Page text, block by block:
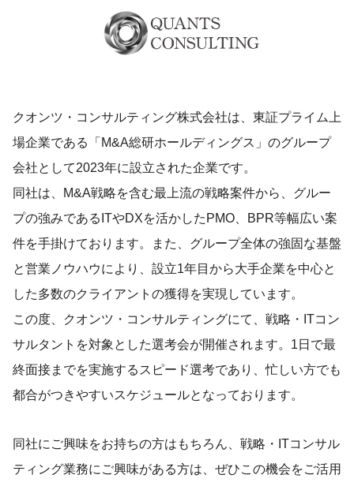
クオンツ・コンサルティング株式会社は、東証プライム上
場企業である「M&A総研ホールディングス」のグループ
会社として2023年に設立された企業です。
同社は、M&A戦略を含む最上流の戦略案件から、グルー
プの強みであるITやDXを活かしたPMO、BPR等幅広い案
件を手掛けております。また、グループ全体の強固な基盤
と営業ノウハウにより、設立1年目から大手企業を中心と
した多数のクライアントの獲得を実現しています。
この度、クオンツ・コンサルティングにて、戦略・ITコン
サルタントを対象とした選考会が開催されます。1日で最
終面接までを実施するスピード選考であり、忙しい方でも
都合がつきやすいスケジュールとなっております。
同社にご興味をお持ちの方はもちろん、戦略・ITコンサル
ティング業務にご興味がある方は、ぜひこの機会をご活用